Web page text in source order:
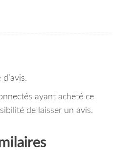
d’avis.
ayant acheté ce
de laisser un avis.